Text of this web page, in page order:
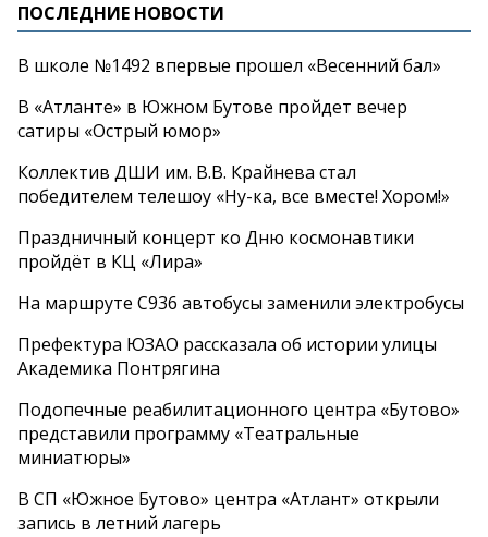
ПОСЛЕДНИЕ НОВОСТИ
В школе №1492 впервые прошел «Весенний бал»
В «Атланте» в Южном Бутове пройдет вечер
сатиры «Острый юмор»
Коллектив ДШИ им. В.В. Крайнева стал
победителем телешоу «Ну-ка, все вместе! Хором!»
Праздничный концерт ко Дню космонавтики
пройдёт в КЦ «Лира»
На маршруте С936 автобусы заменили электробусы
Префектура ЮЗАО рассказала об истории улицы
Академика Понтрягина
Подопечные реабилитационного центра «Бутово»
представили программу «Театральные
миниатюры»
В СП «Южное Бутово» центра «Атлант» открыли
запись в летний лагерь